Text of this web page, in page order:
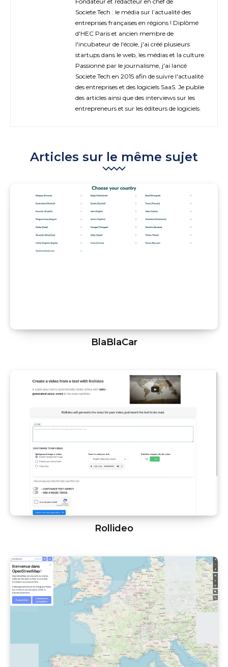
Societe.Tech : le média sur l’actualité des
entreprises françaises en régions ! Diplômé
d'HEC Paris et ancien membre de
l'incubateur de l'école, j'ai créé plusieurs
startups dans le web, les médias et la culture.
Passionné par le journalisme, j'ai lancé
Societe.Tech en 2015 afin de suivre l'actualité
des entreprises et des logiciels SaaS. Je publie
des articles ainsi que des interviews sur les
entrepreneurs et sur les éditeurs de logiciels.
Articles sur le même sujet
BlaBlaCar
Rollideo